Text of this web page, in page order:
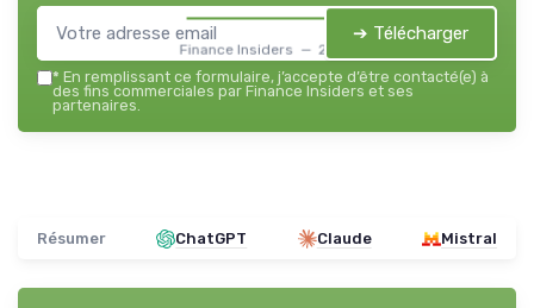
Finance Insiders — 2026
➔ Télécharger
* En remplissant ce formulaire, j’accepte d’être contacté(e) à
des fins commerciales par Finance Insiders et ses
partenaires.
Résumer ChatGPT Claude Mistral